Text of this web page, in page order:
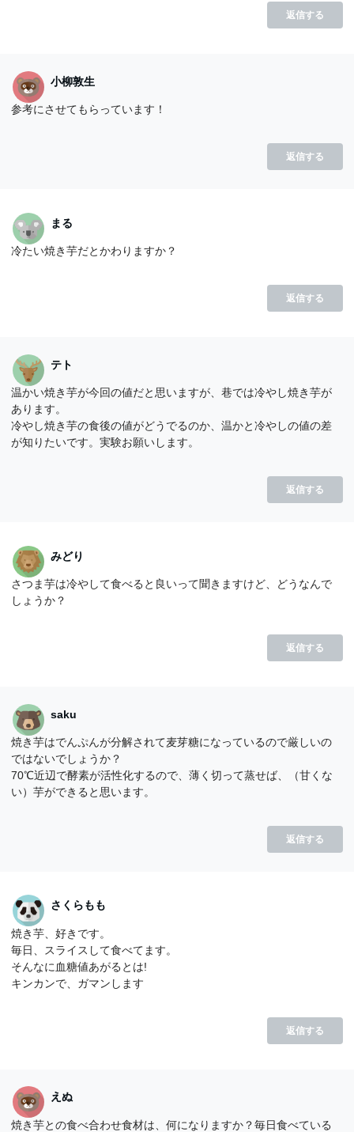
返信する
小柳敦生
参考にさせてもらっています！
返信する
まる
冷たい焼き芋だとかわりますか？
返信する
テト
温かい焼き芋が今回の値だと思いますが、巷では冷やし焼き芋が
あります。
冷やし焼き芋の食後の値がどうでるのか、温かと冷やしの値の差
が知りたいです。実験お願いします。
返信する
みどり
さつま芋は冷やして食べると良いって聞きますけど、どうなんで
しょうか？
返信する
saku
焼き芋はでんぷんが分解されて麦芽糖になっているので厳しいの
ではないでしょうか？
70℃近辺で酵素が活性化するので、薄く切って蒸せば、（甘くな
い）芋ができると思います。
返信する
さくらもも
焼き芋、好きです。
毎日、スライスして食べてます。
そんなに血糖値あがるとは!
キンカンで、ガマンします
返信する
えぬ
焼き芋との食べ合わせ食材は、何になりますか？毎日食べている